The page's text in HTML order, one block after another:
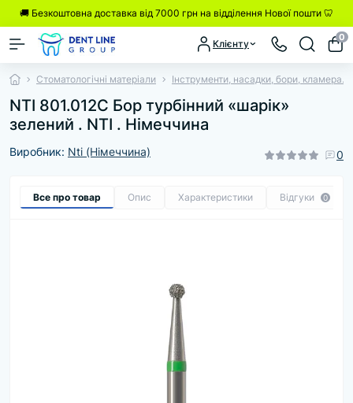
🚚 Безкоштовна доставка від 7000 грн на відділення Нової пошти 🦷
Клієнту
0
Стоматологічні матеріали Інструменти, насадки, бори, кламера.
NTI 801.012C Бор турбінний «шарік»
зелений . NTI . Німеччина
Виробник: Nti (Німеччина) 0
Все про товар Опис Характеристики Відгуки 0